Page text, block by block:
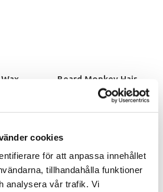
cookies
för att anpassa innehållet
tillhandahålla funktioner
analysera vår trafik. Vi
Beard Monkey Hair
Conditioner Lemongrass